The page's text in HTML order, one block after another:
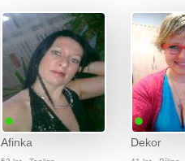
Afinka Dekor